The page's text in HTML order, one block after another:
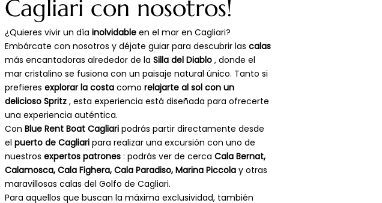
Cagliari con nosotros!
¿Quieres vivir un día inolvidable en el mar en Cagliari?
Embárcate con nosotros y déjate guiar para descubrir las calas
más encantadoras alrededor de la Silla del Diablo , donde el
mar cristalino se fusiona con un paisaje natural único. Tanto si
prefieres explorar la costa como relajarte al sol con un
delicioso Spritz , esta experiencia está diseñada para ofrecerte
una experiencia auténtica.
Con Blue Rent Boat Cagliari podrás partir directamente desde
el puerto de Cagliari para realizar una excursión con uno de
nuestros expertos patrones : podrás ver de cerca Cala Bernat,
Calamosca, Cala Fighera, Cala Paradiso, Marina Piccola y otras
maravillosas calas del Golfo de Cagliari.
Para aquellos que buscan la máxima exclusividad, también